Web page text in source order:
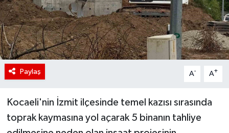
Paylaş A- A+
Kocaeli'nin İzmit ilçesinde temel kazısı sırasında
toprak kaymasına yol açarak 5 binanın tahliye